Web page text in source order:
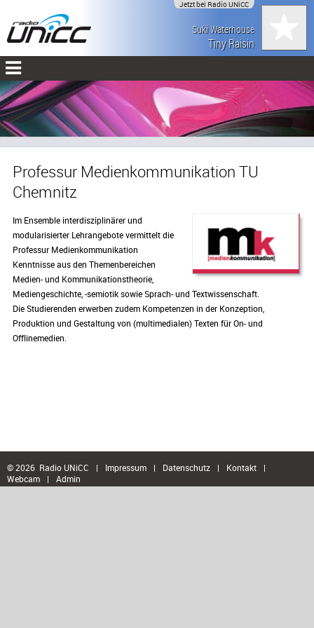
Jetzt bei Radio UNiCC
Suki Waterhouse
Tiny Raisin
Professur Medienkommunikation TU
Chemnitz
Im Ensemble interdisziplinärer und
modularisierter Lehrangebote vermittelt die
Professur Medienkommunikation
Kenntnisse aus den Themenbereichen
Medien- und Kommunikationstheorie,
Mediengeschichte, -semiotik sowie Sprach- und Textwissenschaft.
Die Studierenden erwerben zudem Kompetenzen in der Konzeption,
Produktion und Gestaltung von (multimedialen) Texten für On- und
Offlinemedien.
© 2026 Radio UNiCC | Impressum | Datenschutz | Kontakt
|
Webcam
| Admin